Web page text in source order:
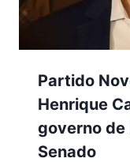
Partido
Henrique
governo de
Senado